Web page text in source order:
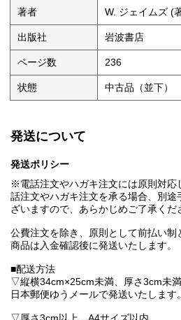
著者 W. ジェイムズ (
出版社 岩波書店
ページ数 236
状態 中古品（並下）
発送について
発送ポリシー
※電話注文やハガキ注文には原則対応
話注文やハガキ注文を承る場合、別
ざいますので、あらかじめご了承くだ
公費注文を除き、原則として前払い制
商品は入金確認後に発送いたします。
■配送方法
▽縦横34cm×25cm未満、厚さ3cm未満
日本郵便ゆうメールで発送いたします。